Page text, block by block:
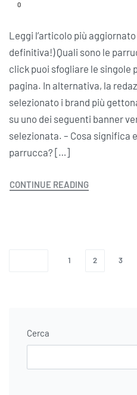
0
Leggi l’articolo più
definitiva!) Quali sono le
click puoi sfogliare le singole
pagina. In alternativa, la
selezionato i brand più
su uno dei seguenti banner
selezionata. – Cosa significa
parrucca? […]
CONTINUE READING
1 2 3
Cerca